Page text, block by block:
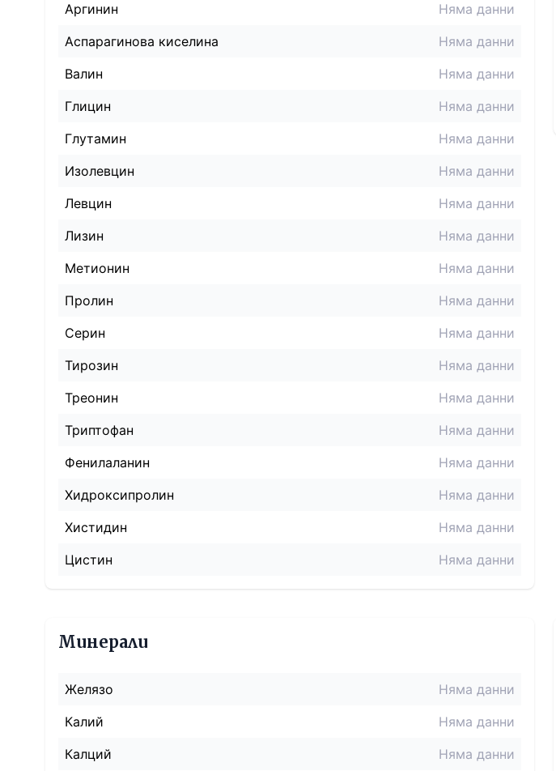
Аргинин
Няма данни
Аспарагинова киселина
Няма данни
Валин
Няма данни
Глицин
Няма данни
Глутамин
Няма данни
Изолевцин
Няма данни
Левцин
Няма данни
Лизин
Няма данни
Метионин
Няма данни
Пролин
Няма данни
Серин
Няма данни
Тирозин
Няма данни
Треонин
Няма данни
Триптофан
Няма данни
Фенилаланин
Няма данни
Хидроксипролин
Няма данни
Хистидин
Няма данни
Цистин
Няма данни
Минерали
Желязо
Няма данни
Калий
Няма данни
Калций
Няма данни